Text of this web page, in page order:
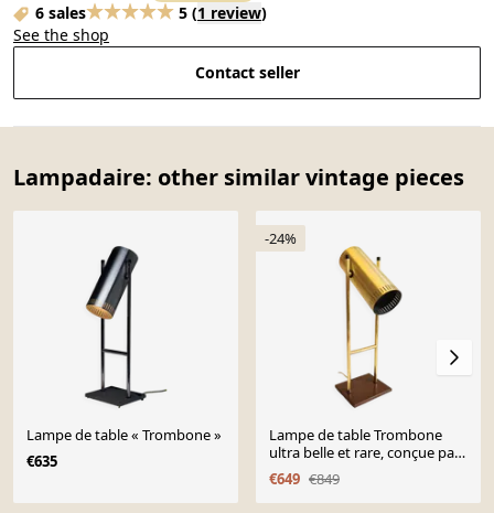
6 sales
5 (1 review)
See the shop
Contact seller
Lampadaire: other similar vintage pieces
Lampe de table « Trombone »
€635
-24%
Lampe de table Trombone
ultra belle et rare, conçue par
Jo Hammerborg pour Fog &
Mørup en 1966
€649 €849